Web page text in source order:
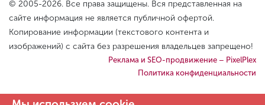
© 2005-2026. Все права защищены. Вся представленная на
сайте информация не является публичной офертой.
Копирование информации (текстового контента и
изображений) с сайта без разрешения владельцев запрещено!
Реклама и SEO-продвижение – PixelPlex
Политика конфиденциальности